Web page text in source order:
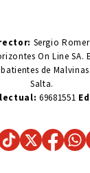
Sergio
On Line SA.
de Malvinas
Salta.
69681551